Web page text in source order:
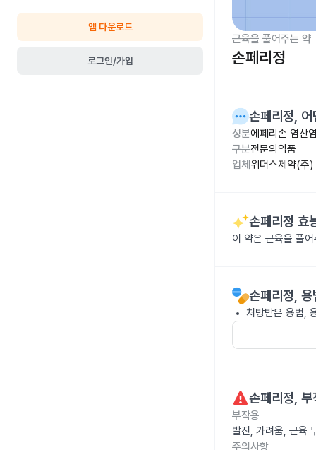
앱 다운로드
로그인/가입
근육을 풀어주는 약
손페리정
손페리정, 어
성분에페리손 염산
구분전문의약품
업체 위더스제약(주)
손페리정 효
이 약은 근육을 풀
손페리정, 용
처방받은 용법,
손페리정, 부
부작용
발진, 가려움, 근육
주의사항